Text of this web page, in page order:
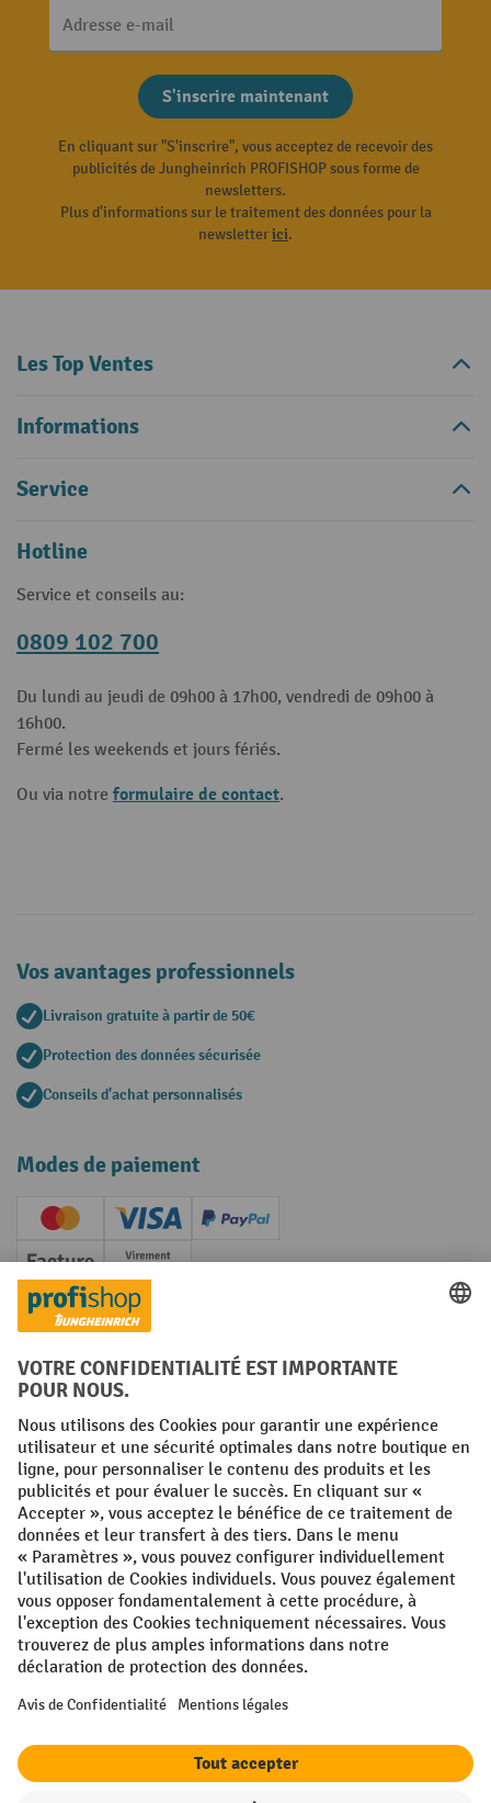
Adresse e-mail
S'inscrire maintenant
En cliquant sur "S'inscrire", vous acceptez de recevoir des
publicités de Jungheinrich PROFISHOP sous forme de
newsletters.
Plus d'informations sur le traitement des données pour la
newsletterici.
Les Top Ventes
Informations
Service
Hotline
Service et conseils au:
0809 102 700
Du lundi au jeudi de 09h00 à 17h00, vendredi de 09h00 à
16h00.
Fermé les weekends et jours fériés.
Ou via notre formulaire de contact.
Vos avantages professionnels
Livraison gratuite à partir de 50€
Protection des données sécurisée
Conseils d'achat personnalisés
Modes de paiement
Creditcard (Master)Creditcard (Visa)
PayPal
Réseaux sociaux
Facebook
YouTube
LinkedInInstagram
Conditions générales Mentions légales
Protection des Données Politique de cookies
All prices excl. VAT plusshipping costsand possible delivery charges,
if not stated otherwise.
¹ La remise est valable jusqu'à épuisement des stocks. La remise ne
s'applique pas aux prix spéciaux. Il n'est pas possible de le combiner
avec d'autres réductions en pourcentage ou bons de réduction. | ² Une
réduction unique est offerte lors de la première inscription à la
toute commande d'un montant net minimum de 250 €. Le pourcentage
de remise varie selon la catégorie de produits, pouvant atteindre